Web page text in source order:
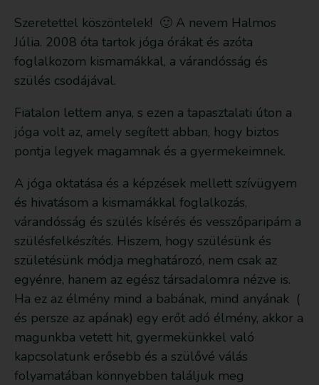
Szeretettel köszöntelek! 🙂 A nevem Halmos
Júlia. 2008 óta tartok jóga órákat és azóta
foglalkozom kismamákkal, a várandósság és
szülés csodájával.
Fiatalon lettem anya, s ezen a tapasztalati úton a
jóga volt az, amely segített abban, hogy biztos
pontja legyek magamnak és a gyermekeimnek.
A jóga oktatása és a képzések mellett szívügyem
és hivatásom a kismamákkal foglalkozás,
várandósság és szülés kísérés és vesszőparipám a
szülésfelkészítés. Hiszem, hogy szülésünk és
születésünk módja meghatározó, nem csak az
egyénre, hanem az egész társadalomra nézve is.
Ha ez az élmény mind a babának, mind anyának (
és persze az apának) egy erőt adó élmény, akkor a
magunkba vetett hit, gyermekünkkel való
kapcsolatunk erősebb és a szülővé válás
folyamatában könnyebben találjuk meg